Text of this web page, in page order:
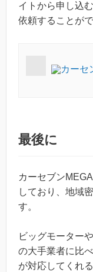
イトから申し込
依頼することがで
カーセ
最後に
カーセブン
しており、地域
す。
ビッグモーター
の大手業者に比
が対応してくれ